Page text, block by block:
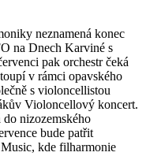
neznamená konec
na Dnech Karviné s
pak orchestr čeká
v rámci opavského
s violoncellistou
Violoncellový koncert.
do nizozemského
bude patřit
kde filharmonie